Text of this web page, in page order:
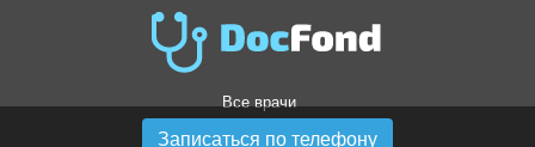
Все врачи
Записаться по телефону